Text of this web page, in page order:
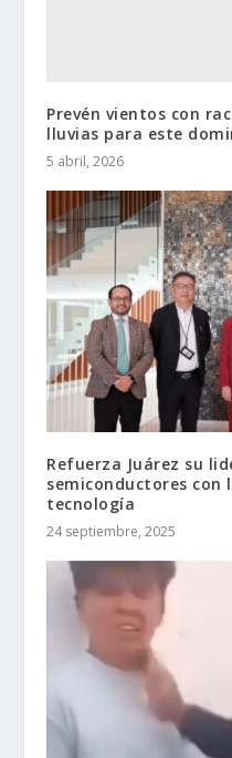
Prevén vientos con
lluvias para este
5 abril, 2026
Refuerza Juárez su
semiconductores
tecnología
24 septiembre, 2025